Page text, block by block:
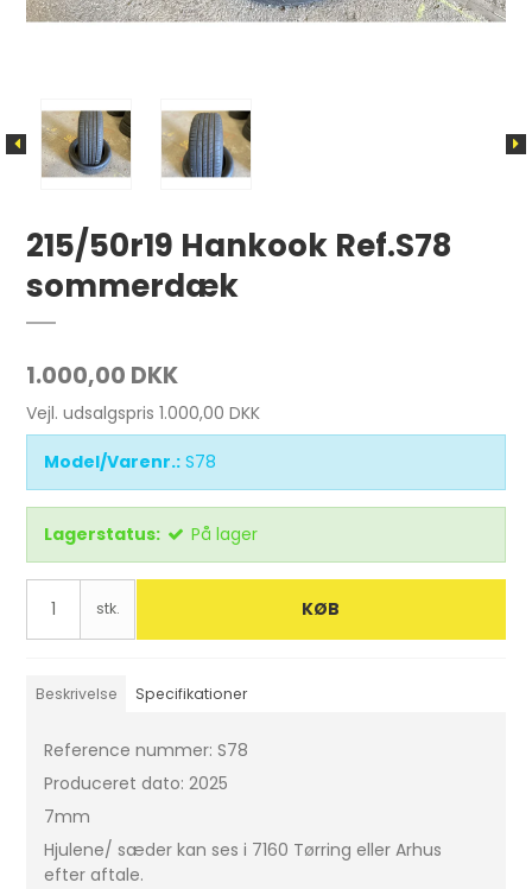
215/50r19 Hankook Ref.S78
sommerdæk
1.000,00 DKK
Vejl. udsalgspris 1.000,00 DKK
Model/Varenr.: S78
Lagerstatus: På lager
stk. KØB
Beskrivelse Specifikationer
Reference nummer: S78
Produceret dato: 2025
7mm
Hjulene/ sæder kan ses i 7160 Tørring eller Arhus
efter aftale.